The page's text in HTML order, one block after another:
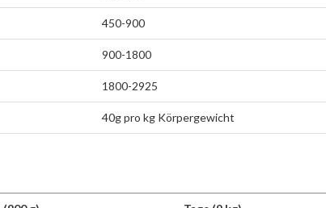
450-900
900-1800
1800-2925
40g pro kg Körpergewicht